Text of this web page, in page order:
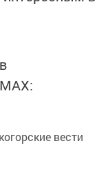
вести